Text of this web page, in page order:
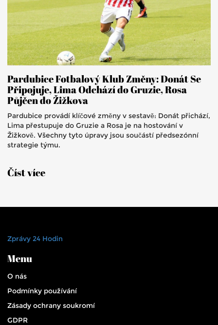
Pardubice Fotbalový Klub Změny: Donát Se
Připojuje, Lima Odchází do Gruzie, Rosa
Půjčen do Žižkova
Pardubice provádí klíčové změny v sestavě: Donát přichází,
Lima přestupuje do Gruzie a Rosa je na hostování v
Žižkově. Všechny tyto úpravy jsou součástí předsezónní
strategie týmu.
Číst více
Zprávy 24 Hodin
Menu
O nás
Podmínky používání
Zásady ochrany soukromí
GDPR